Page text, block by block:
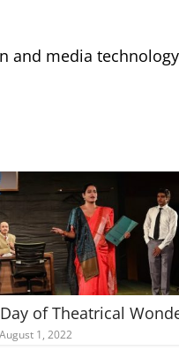
media
of Theatrical
August 1, 2022